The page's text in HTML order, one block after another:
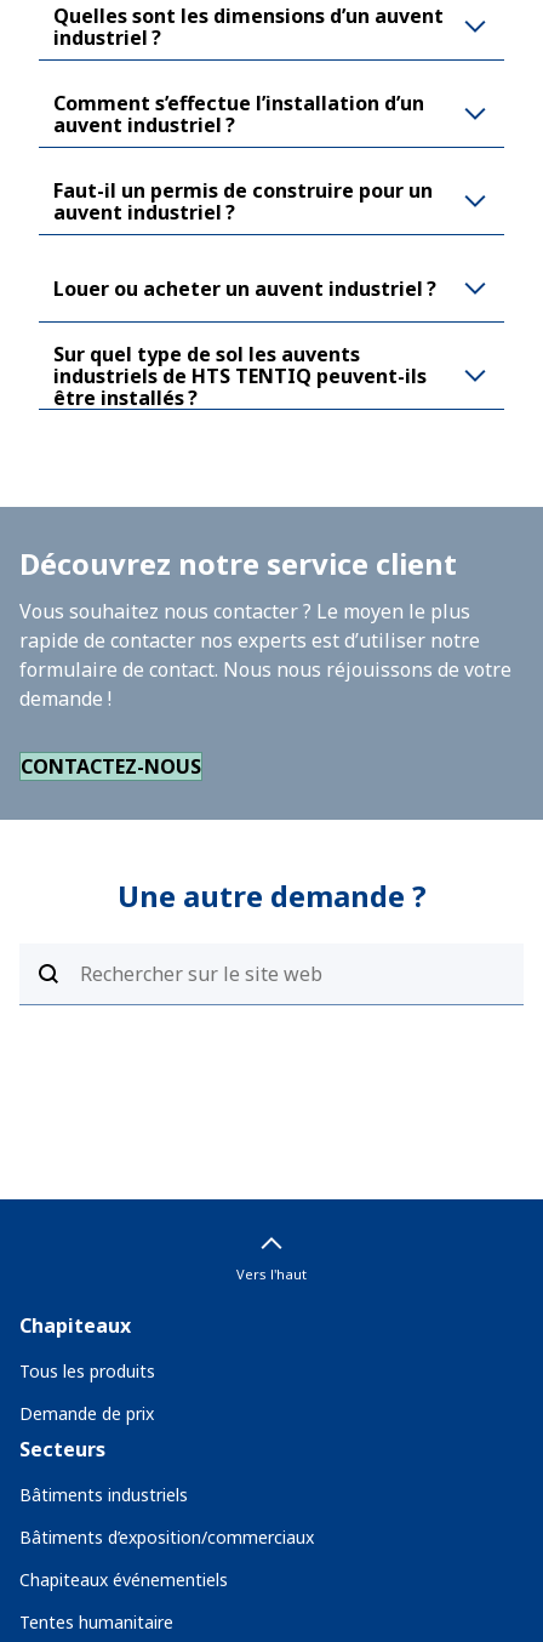
Quelles sont les dimensions d’un auvent
industriel ?
Comment s’effectue l’installation d’un
auvent industriel ?
Faut-il un permis de construire pour un
auvent industriel ?
Louer ou acheter un auvent industriel ?
Sur quel type de sol les auvents
industriels de HTS TENTIQ peuvent-ils
être installés ?
Découvrez notre service client
Vous souhaitez nous contacter ? Le moyen le plus
rapide de contacter nos experts est d’utiliser notre
formulaire de contact. Nous nous réjouissons de votre
demande !
CONTACTEZ-NOUS
Une autre demande ?
Vers l'haut
Chapiteaux
Tous les produits
Demande de prix
Secteurs
Bâtiments industriels
Bâtiments d’exposition/commerciaux
Chapiteaux événementiels
Tentes humanitaire